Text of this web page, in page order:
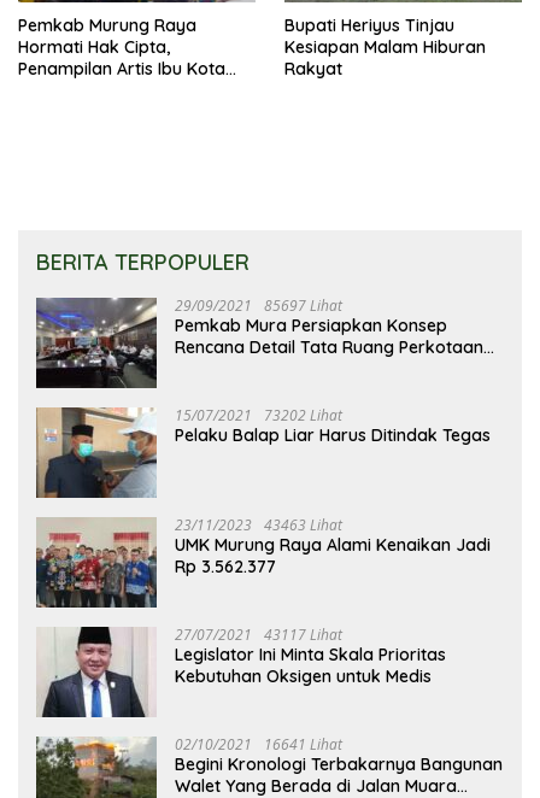
Pemkab Murung Raya
Hormati Hak Cipta,
Penampilan Artis Ibu Kota
Bupati Heriyus Tinjau
Kesiapan Malam Hiburan
Rakyat
BERITA TERPOPULER
29/09/2021 85697 Lihat
Pemkab Mura Persiapkan Konsep
Rencana Detail Tata Ruang Perkotaan
15/07/2021 73202 Lihat
Pelaku Balap Liar Harus Ditindak Tegas
23/11/2023 43463 Lihat
UMK Murung Raya Alami Kenaikan Jadi
Rp 3.562.377
27/07/2021 43117 Lihat
Legislator Ini Minta Skala Prioritas
Kebutuhan Oksigen untuk Medis
02/10/2021 16641 Lihat
Begini Kronologi Terbakarnya Bangunan
Walet Yang Berada di Jalan Muara